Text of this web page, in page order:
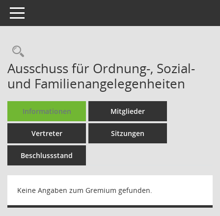
Toggle navigation
Rechercheauswahl
Ausschuss für Ordnung-, Sozial-
und Familienangelegenheiten
Informationen Mitglieder
Vertreter Sitzungen
Beschlussstand
Keine Angaben zum Gremium gefunden.